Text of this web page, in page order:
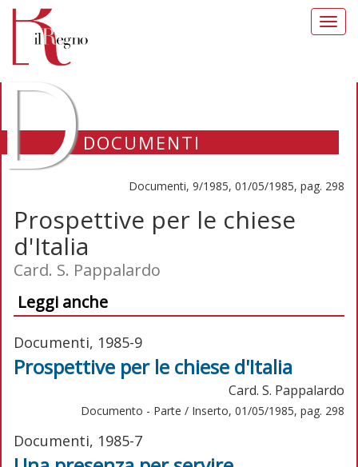
DOCUMENTI
Documenti, 9/1985, 01/05/1985, pag. 298
Prospettive per le chiese
d'Italia
Card. S. Pappalardo
Leggi anche
Documenti, 1985-9
Prospettive per le chiese d'Italia
Card. S. Pappalardo
Documento - Parte / Inserto, 01/05/1985, pag. 298
Documenti, 1985-7